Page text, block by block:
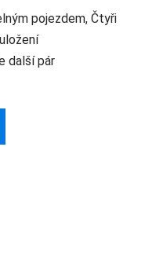
pojezdem, Čtyři
další pár